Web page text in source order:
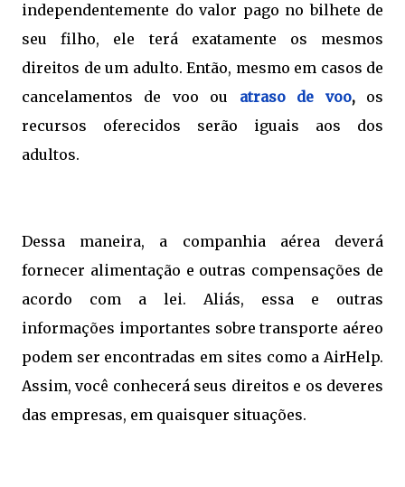
independentemente do valor pago no bilhete de
seu filho, ele terá exatamente os mesmos
direitos de um adulto. Então, mesmo em casos de
cancelamentos de voo ou
atraso de voo,os
recursos oferecidos serão iguais aos dos
adultos.
Dessa maneira, a companhia aérea deverá
fornecer alimentação e outras compensações de
acordo com a lei. Aliás, essa e outras
informações importantes sobre transporte aéreo
podem ser encontradas em sites como a AirHelp.
Assim, você conhecerá seus direitos e os deveres
das empresas, em quaisquer situações.